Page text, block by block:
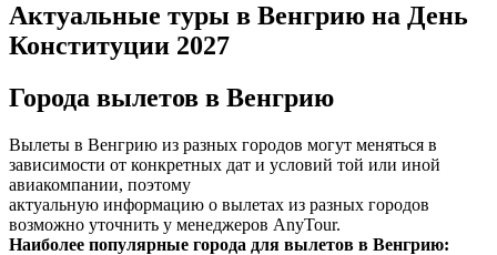
Актуальные туры в Венгрию на День
Конституции 2027
Города вылетов в Венгрию
Вылеты в Венгрию из разных городов могут меняться в
зависимости от конкретных дат и условий той или иной
авиакомпании, поэтому
актуальную информацию о вылетах из разных городов
возможно уточнить у менеджеров AnyTour.
Наиболее популярные города для вылетов в Венгрию: